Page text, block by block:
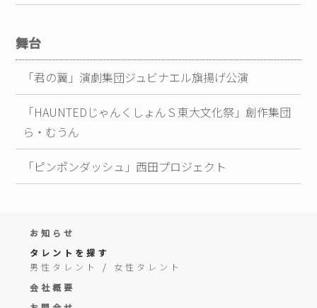
舞台
「君の翼」演劇集団ジュビナエル旗揚げ公演
「HAUNTEDじゃんくしょんＳ東大文化祭」創作集団
ら・むうん
「ピンポンダッシュ」西田プロジェクト
お知らせ
タレントを探す
男性タレント
/ 女性タレント
会社概要